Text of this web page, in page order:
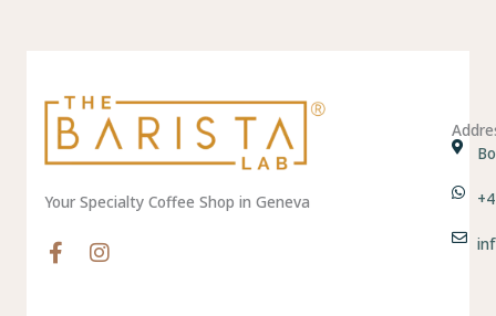
Your Specialty Coffee Shop in Geneva
F
a
I